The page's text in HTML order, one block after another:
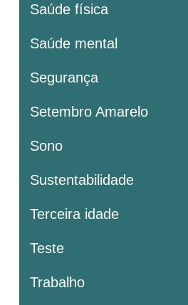
Saúde física
Saúde mental
Segurança
Setembro Amarelo
Sono
Sustentabilidade
Terceira idade
Teste
Trabalho